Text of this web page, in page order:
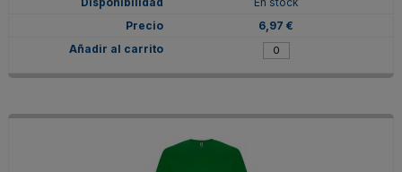
6,97 €